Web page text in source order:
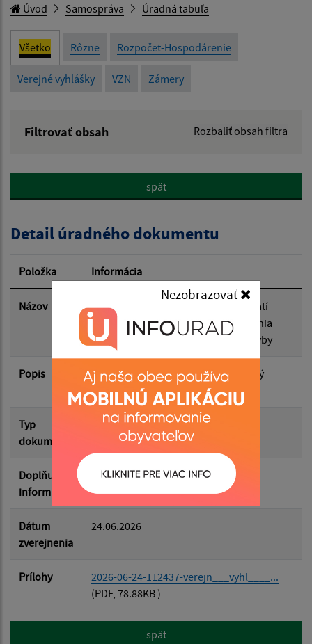
Nezobrazovať
Úvod Samospráva Úradná tabuľa
Všetko Rôzne Rozpočet-Hospodárenie
Verejné vyhlášky VZN Zámery
Filtrovať obsah Rozbaliť obsah filtra
Popis:
Dátum zverejnenia od:
Dátum zverejnenia do:
Filtrovať Reset
späť
Detail úradného dokumentu
Položka Informácia
Názov
Verejná vyhláška - Oznámenie o začatí
vodoprávneho konania vo veci vydania
povolenia na zhotovenie vodnej stavby
Popis
Verejná vyhláška Obecný kanalizačný
systém I. etapa
Typ
dokumentu
Verejné vyhlášky
Doplňujúce
informácie
Dátum
zverejnenia
24.06.2026
Prílohy
2026-06-24-112437-verejn___vyhl____...
(PDF, 78.88KB )
späť